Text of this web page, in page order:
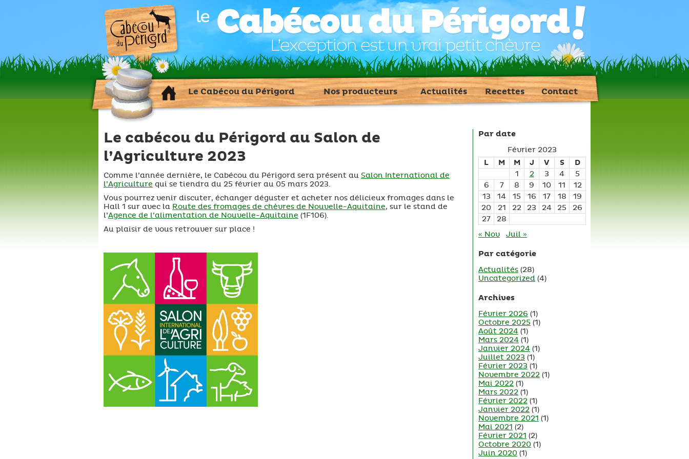
Le Cabécou du Périgord Nos producteurs Actualités Recettes Contact
Le cabécou du Périgord au Salon de
l’Agriculture 2023
Comme l’année dernière, le Cabécou du Périgord sera présent au Salon International de
l’Agriculture qui se tiendra du 25 février au 05 mars 2023.
Vous pourrez venir discuter, échanger déguster et acheter nos délicieux fromages dans le
Hall 1 sur avec la Route des fromages de chèvres de Nouvelle-Aquitaine, sur le stand de
l’Agence de l’alimentation de Nouvelle-Aquitaine (1F106).
Au plaisir de vous retrouver sur place !
Par date
Février 2023
L
M M J V S
D
1
2 3 4
5
6
7 8 9 10 11
12
13
14 15 16 17 18
19
20
21 22 23 24 25
26
27
28
« Nov
Juil »
Par catégorie
Actualités (28)
Uncategorized (4)
Archives
Février 2026 (1)
Octobre 2025 (1)
Août 2024 (1)
Mars 2024 (1)
Janvier 2024 (1)
Juillet 2023 (1)
Février 2023 (1)
Novembre 2022 (1)
Mai 2022 (1)
Mars 2022 (1)
Février 2022 (1)
Janvier 2022 (1)
Novembre 2021 (1)
Mai 2021 (2)
Février 2021 (2)
Octobre 2020 (1)
Juin 2020 (1)